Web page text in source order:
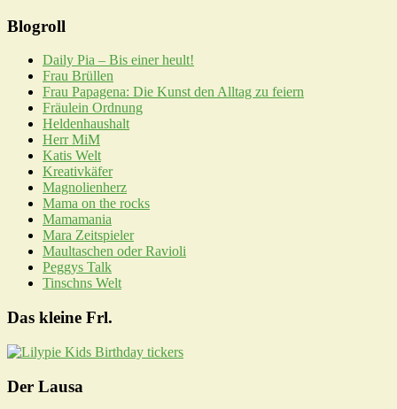
Blogroll
Daily Pia – Bis einer heult!
Frau Brüllen
Frau Papagena: Die Kunst den Alltag zu feiern
Fräulein Ordnung
Heldenhaushalt
Herr MiM
Katis Welt
Kreativkäfer
Magnolienherz
Mama on the rocks
Mamamania
Mara Zeitspieler
Maultaschen oder Ravioli
Peggys Talk
Tinschns Welt
Das kleine Frl.
Der Lausa